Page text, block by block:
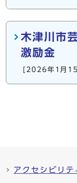
木津川市
激励金
[2026年1月
アクセシビリテ